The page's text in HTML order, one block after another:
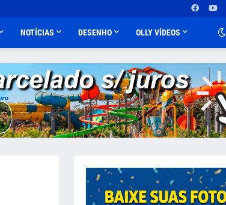
NOTÍCIAS DESENHO OLLY VÍDEOS